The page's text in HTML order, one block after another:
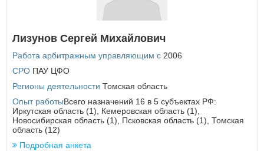
Республика Татарстан
Республика Хакасия
Ростовская область
Рязанская область
С
Самарская область
Санкт-Петербург
Саратовская область
Сахалинская область
Свердловская область
Севастополь
Лизунов Сергей Михайлович
Работа арбитражным управляющим с 2006
СРО ПАУ ЦФО
Регионы деятельности Томская область
Опыт работыВсего назначений 16 в 5 субъектах РФ:
Иркутская область (1), Кемеровская область (1),
Новосибирская область (1), Псковская область (1), Томская
область (12)
Подробная анкета